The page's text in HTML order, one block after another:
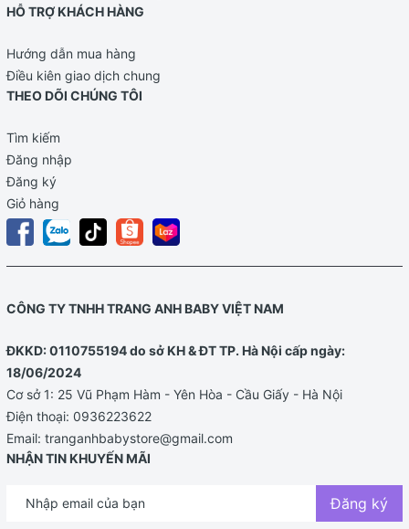
HỖ TRỢ KHÁCH HÀNG
Hướng dẫn mua hàng
Điều kiên giao dịch chung
THEO DÕI CHÚNG TÔI
Tìm kiếm
Đăng nhập
Đăng ký
Giỏ hàng
CÔNG TY TNHH TRANG ANH BABY VIỆT NAM
ĐKKD: 0110755194 do sở KH & ĐT TP. Hà Nội cấp ngày:
18/06/2024
Cơ sở 1: 25 Vũ Phạm Hàm - Yên Hòa - Cầu Giấy - Hà Nội
Điện thoại: 0936223622
Email: tranganhbabystore@gmail.com
NHẬN TIN KHUYẾN MÃI
Đăng ký